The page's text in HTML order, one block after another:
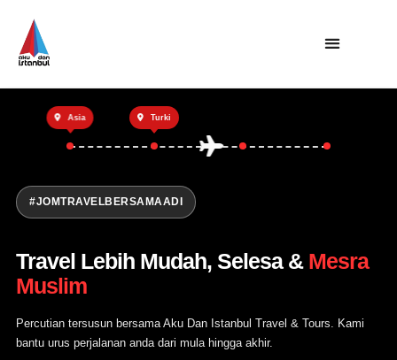
Utama
Private Trip
Open Trip
Tentang Kami
Hubungi Kami
Asia Turki
#JOMTRAVELBERSAMAADI
Travel Lebih Mudah, Selesa & Mesra
Muslim
Percutian tersusun bersama Aku Dan Istanbul Travel & Tours. Kami
bantu urus perjalanan anda dari mula hingga akhir.